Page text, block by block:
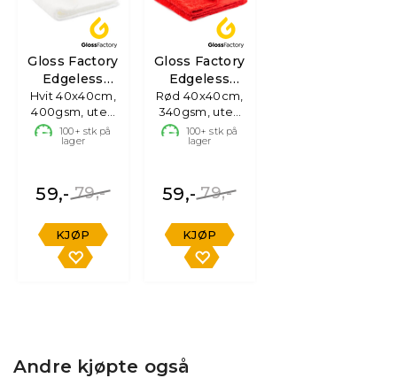
Gloss Factory
Edgeless
Mikrofiberklut
Hvit 40x40cm,
400gsm, uten
søm
100+ stk på
lager
79,-
59,-
KJØP
Gloss Factory
Edgeless
Mikrofiberklut
Rød 40x40cm,
340gsm, uten
søm
100+ stk på
lager
79,-
59,-
KJØP
Andre kjøpte også